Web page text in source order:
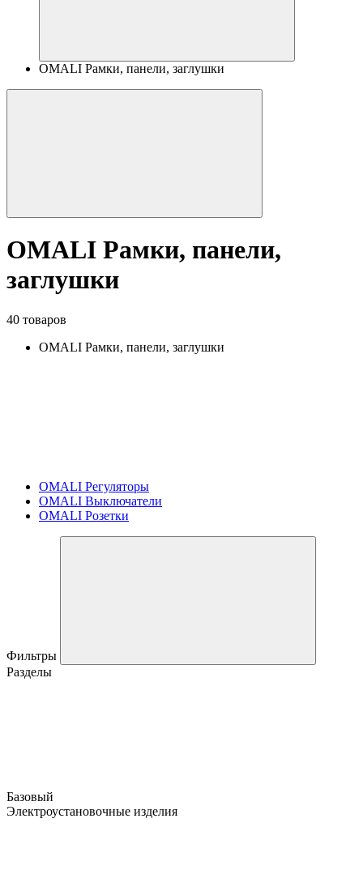
OMALI Рамки, панели, заглушки
OMALI Рамки, панели,
заглушки
40 товаров
OMALI Рамки, панели, заглушки
OMALI Регуляторы
OMALI Выключатели
OMALI Розетки
Фильтры
Разделы
Базовый
Электроустановочные изделия